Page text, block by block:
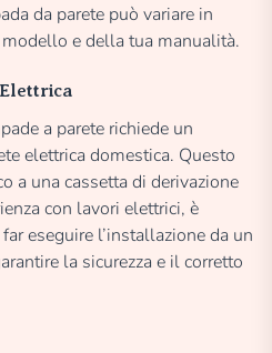
da parete può variare in
e della tua manualità.
a parete richiede un
elettrica domestica. Questo
a una cassetta di derivazione
con lavori elettrici, è
far eseguire l’installazione da un
la sicurezza e il corretto